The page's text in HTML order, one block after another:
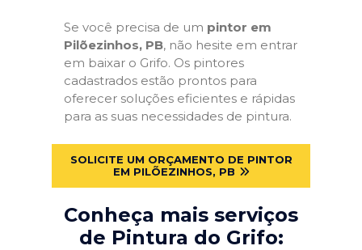
Se você precisa de um pintor em
Pilõezinhos, PB, não hesite em entrar
em baixar o Grifo. Os pintores
cadastrados estão prontos para
oferecer soluções eficientes e rápidas
para as suas necessidades de pintura.
SOLICITE UM ORÇAMENTO DE PINTOR
EM PILÕEZINHOS, PB
Conheça mais serviços
de Pintura do Grifo: